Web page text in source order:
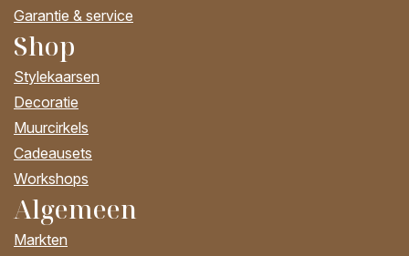
Garantie & service
Shop
Stylekaarsen
Decoratie
Muurcirkels
Cadeausets
Workshops
Algemeen
Markten